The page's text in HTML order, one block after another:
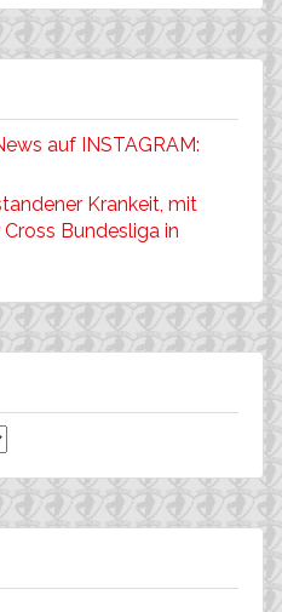
auf INSTAGRAM:
Krankeit, mit
Bundesliga in